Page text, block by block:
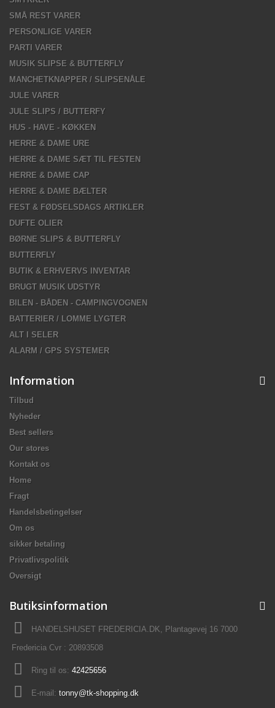
SMÅ REST VARER
PERSONLIGE VARER
PARTI VARER
MUSIK SLIPSE & BUTTERFLY
MANCHETKNAPPER / SLIPSENÅLE
JULE VARER
JULE SLIPS / BUTTERFY
HUS - HAVE - KØKKEN
HERRE & DAME URE
HERRE & DAME SÆT TIL FESTEN
HERRE & DAME CAP
HERRE & DAME BÆLTER
FEST & FØDSELSDAGS ARTIKLER
DUFTE OLIER
BØRNE SLIPS & BUTTERFLY
BUTTERFLY
BUTIK & ERHVERVS INVENTAR
BRUGT MUSIK UDSTYR
BILEN - BÅDEN - CAMPINGVOGNEN
BATTERIER / LOMME LYGTER
ALT I SELER
ALARM / GPS SYSTEMER
Information
Tilbud
Nyheder
Best sellers
Our stores
Kontakt os
Home
Fragt
Handelsbetingelser
Om os
sikker betaling
Privatlivspolitik
Oversigt
Butiksinformation
HANDELSHUSET FREDERICIA.DK, Plantagevej 16 7000
Fredericia Cvr : 20893508
Ring til os: 42425656
E-mail: tonny@tk-shopping.dk